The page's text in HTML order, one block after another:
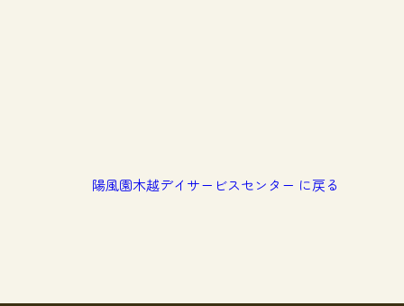
陽風園木越デイサービスセンター に戻る